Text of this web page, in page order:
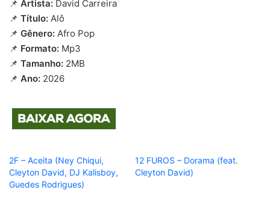
📌 Artista: David Carreira
📌 Título: Alô
📌 Gênero: Afro Pop
📌 Formato: Mp3
📌 Tamanho: 2MB
📌 Ano: 2026
2F – Aceita (Ney Chiqui,
Cleyton David, DJ Kalisboy,
Guedes Rodrigues)
12 FUROS – Dorama (feat.
Cleyton David)